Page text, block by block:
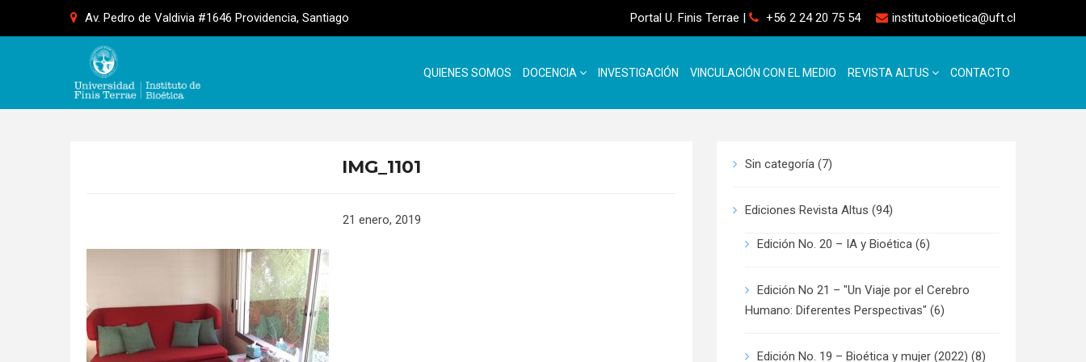
Av. Pedro de Valdivia #1646 Providencia, Santiago Portal U. Finis Terrae | +56 2 24 20 75 54 institutobioetica@uft.cl
QUIENES SOMOS DOCENCIA INVESTIGACIÓN VINCULACIÓN CON EL MEDIO REVISTA ALTUS CONTACTO
IMG_1101
21 enero, 2019
Sin categoría (7)
Ediciones Revista Altus (94)
Edición No. 20 – IA y Bioética (6)
Edición No 21 – "Un Viaje por el Cerebro
Humano: Diferentes Perspectivas" (6)
Edición No. 19 – Bioética y mujer (2022) (8)